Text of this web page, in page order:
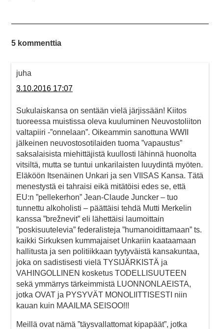
5 kommenttia
juha
3.10.2016 17:07
Sukulaiskansa on sentään vielä järjissään! Kiitos
tuoreessa muistissa oleva kuuluminen Neuvostoliiton
valtapiiri -”onnelaan”. Oikeammin sanottuna WWII
jälkeinen neuvostosotilaiden tuoma ”vapaustus”
saksalaisista miehittäjistä kuullosti lähinnä huonolta
vitsiltä, mutta se tuntui unkarilaisten luuydintä myöten.
Eläköön Itsenäinen Unkari ja sen VIISAS Kansa. Tätä
menestystä ei tahraisi eikä mitätöisi edes se, että
EU:n ”pellekerhon” Jean-Claude Juncker – tuo
tunnettu alkoholisti – päättäisi tehdä Mutti Merkelin
kanssa ”brežnevit” eli lähettäisi laumoittain
”poskisuutelevia” federalisteja ”humanoidittamaan” ts.
kaikki Sirkuksen kummajaiset Unkariin kaataamaan
hallitusta ja sen politiikkaan tyytyväistä kansakuntaa,
joka on sadistisesti vielä TYSIJÄRKISTÄ ja
VAHINGOLLINEN kosketus TODELLISUUTEEN
sekä ymmärrys tärkeimmistä LUONNONLAEISTA,
jotka OVAT ja PYSYVÄT MONOLIITTISESTI niin
kauan kuin MAAILMA SEISOO!!!
Meillä ovat nämä ”täysvallattomat kipapäät”, jotka